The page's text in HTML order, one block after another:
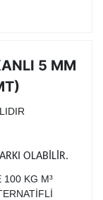
5 MM
OLABİLİR.
100 KG M³